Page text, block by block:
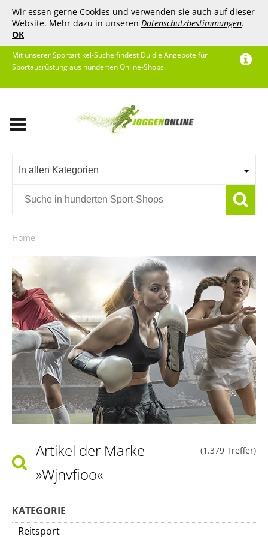
Wir essen gerne Cookies und verwenden sie auch auf dieser
Website. Mehr dazu in unseren Datenschutzbestimmungen.
OK
Mit unserer Sportartikel-Suche findest Du die Angebote für
Sportausrüstung aus hunderten Online-Shops.
In allen Kategorien
Home
(1.379 Treffer)
Artikel der Marke
»Wjnvfioo«
KATEGORIE
Reitsport